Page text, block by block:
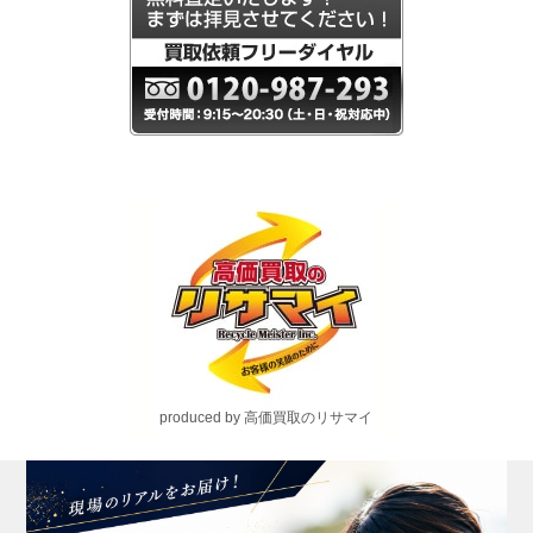
produced by 高価買取のリサマイ